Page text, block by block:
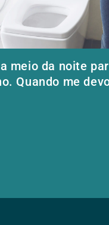
meio da noite
Quando me